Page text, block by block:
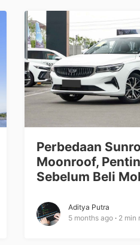
Perbedaan
Moonroof,
Sebelum Beli
Aditya Putra
5 months ago
2 min